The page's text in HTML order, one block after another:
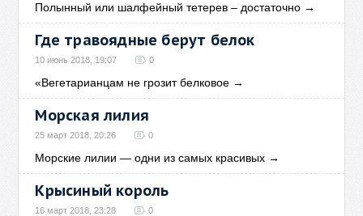
Полынный или шалфейный тетерев – достаточно →
Где травоядные берут белок
10 июнь 2018, 19:07 0
«Вегетарианцам не грозит белковое →
Морская лилия
25 март 2018, 20:26 0
Морские лилии — одни из самых красивых →
Крысиный король
16 март 2018, 23:28 0